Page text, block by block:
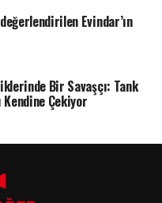
Evindar’ın
Bir Savaşçı: Tank
Kendine Çekiyor